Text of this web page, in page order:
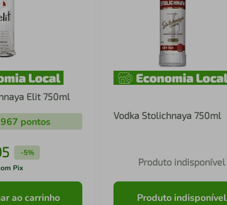
Elit 750ml
pontos
-5%
Pix
ao carrinho
Vodka Stolichnaya 750ml
Produto indisponível
Produto indisponível